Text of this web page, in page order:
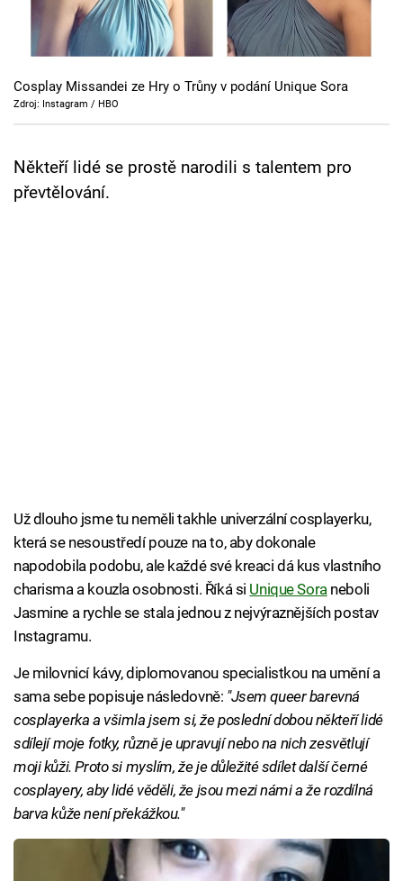
Cool Esport
Pořady
TV Program
Cosplay Missandei ze Hry o Trůny v podání Unique Sora
Zdroj: Instagram / HBO
Někteří lidé se prostě narodili s talentem pro
převtělování.
Už dlouho jsme tu neměli takhle univerzální cosplayerku,
která se nesoustředí pouze na to, aby dokonale
napodobila podobu, ale každé své kreaci dá kus vlastního
charisma a kouzla osobnosti. Říká si Unique Soraneboli
Jasmine a rychle se stala jednou z nejvýraznějších postav
Instagramu.
Je milovnicí kávy, diplomovanou specialistkou na umění a
sama sebe popisuje následovně: "Jsem queer barevná
cosplayerka a všimla jsem si, že poslední dobou někteří lidé
sdílejí moje fotky, různě je upravují nebo na nich zesvětlují
moji kůži. Proto si myslím, že je důležité sdílet další černé
cosplayery, aby lidé věděli, že jsou mezi námi a že rozdílná
barva kůže není překážkou."